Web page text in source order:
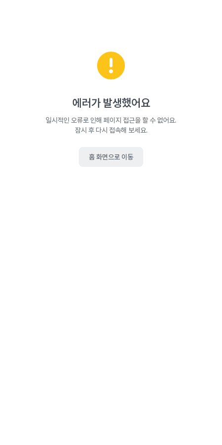
에러가 발생했어요
일시적인 오류로 인해 페이지 접근을 할 수 없어요.
잠시 후 다시 접속해 보세요.
홈 화면으로 이동